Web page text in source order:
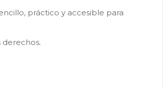
práctico y accesible para
derechos.